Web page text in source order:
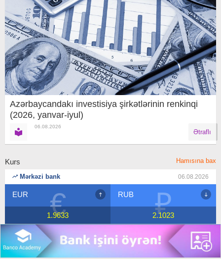
Azərbaycandakı investisiya şirkətlərinin renkinqi
(2026, yanvar-iyul)
06.08.2026
Ətraflı
Kurs Hamısına bax
Mərkəzi bank 06.08.2026
₽
RUB
2.1023 $
USD
1.7